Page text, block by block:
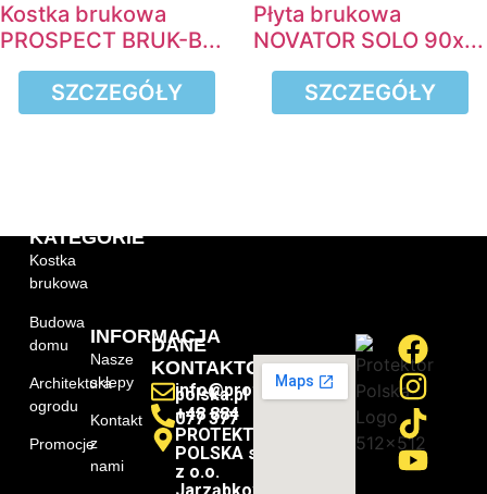
Kostka brukowa
PROSPECT BRUK-B...
SZCZEGÓŁY
Płyta brukowa
NOVATOR SOLO 90x...
SZCZEGÓŁY
KATEGORIE
Kostka
brukowa
Budowa
domu
Architektura
ogrodu
Promocje
INFORMACJA
Nasze
sklepy
Kontakt
z
nami
DANE
KONTAKTOWE
info@protektor-
polska.pl
+48 884
077 377
PROTEKTOR-
POLSKA sp.
z o.o.